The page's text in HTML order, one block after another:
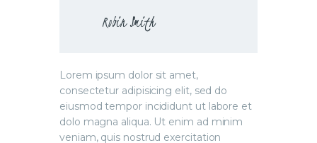
Robin Smith
Lorem ipsum dolor sit amet,
consectetur adipisicing elit, sed do
eiusmod tempor incididunt ut labore et
dolo magna aliqua. Ut enim ad minim
veniam, quis nostrud exercitation